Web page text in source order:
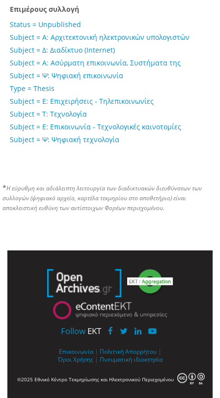
Επιμέρους συλλογή
Status = Unpublished
Subject = Α: Αρχιτεκτονική ηλεκτρονικών υπολογιστών
Subject = Δ: Διαδίκτυο (Internet)
Subject = Α: Ασύρματη επικοινωνία, Συστήματα της
Subject = Ψ: Ψηφιακή επικοινωνία
Type = Thesis
Subject = Ε: Επιχειρήσεις - Τηλεπικοινωνίες
Subject = Τ: Τεχνολογία
Subject = Ε: Επικοινωνία - Τεχνολογικές καινοτομίες
Subject = Ψ: Ψηφιακή τεχνολογία
*Η εύρυθμη και αδιάλειπτη λειτουργία των διαδικτυακών διευθύνσεων των
συλλογών (ψηφιακό αρχείο, καρτέλα τεκμηρίου στο αποθετήριο) είναι
αποκλειστική ευθύνη των αντίστοιχων Φορέων περιεχομένου.
Follow EKT
Επικοινωνία | Πολιτική Απορρήτου |
Όροι Χρήσης | Πνευματική ιδιοκτησία
©2025 Εθνικό Κέντρο Τεκμηρίωσης και Ηλεκτρονικού Περιεχομένου